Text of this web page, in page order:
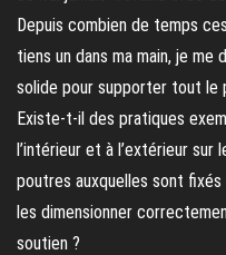
Depuis combien de temps
tiens un dans ma main, je me
solide pour supporter tout le
Existe-t-il des pratiques
l’intérieur et à l’extérieur sur
poutres auxquelles sont
les dimensionner
soutien ?